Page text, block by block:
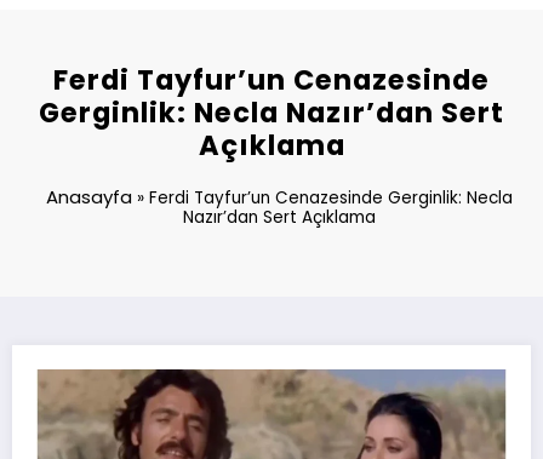
Ferdi Tayfur’un Cenazesinde
Gerginlik: Necla Nazır’dan Sert
Açıklama
Anasayfa »Ferdi Tayfur’un Cenazesinde Gerginlik: Necla
Nazır’dan Sert Açıklama